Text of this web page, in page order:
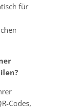
für
Codes,